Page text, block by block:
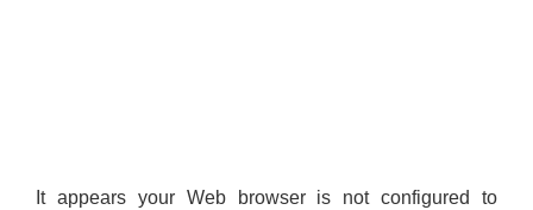
It appears your Web browser is not configured to